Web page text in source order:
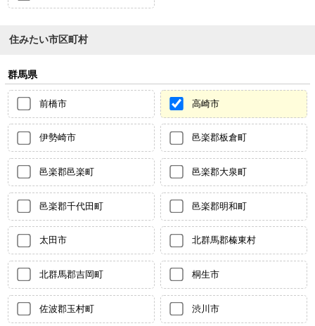
住みたい市区町村
群馬県
前橋市 高崎市
伊勢崎市 邑楽郡板倉町
邑楽郡邑楽町 邑楽郡大泉町
邑楽郡千代田町 邑楽郡明和町
太田市 北群馬郡榛東村
北群馬郡吉岡町 桐生市
佐波郡玉村町 渋川市